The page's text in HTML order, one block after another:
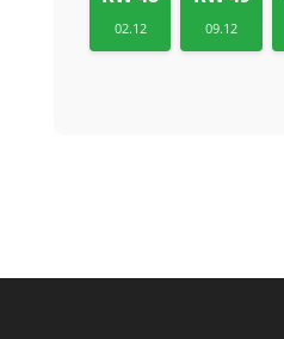
02.12 09.12